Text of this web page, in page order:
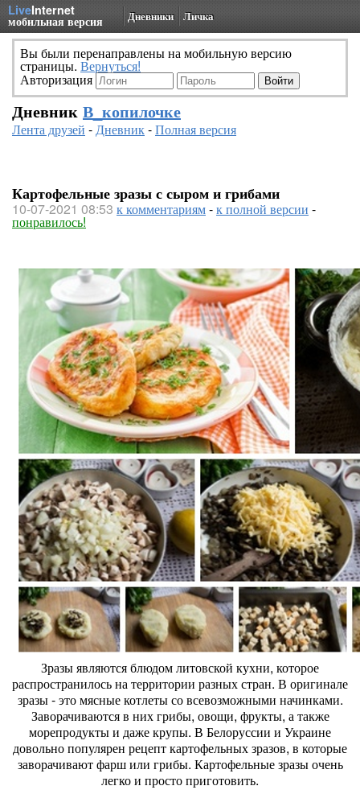
LiveInternet
мобильная версия Дневники Личка
Вы были перенаправлены на мобильную версию
страницы. Вернуться!
Авторизация
Дневник В_копилочке
Лента друзей -Дневник-Полная версия
Картофельные зразы с сыром и грибами
10-07-2021 08:53 к комментариям-к полной версии -
понравилось!
Зразы являются блюдом литовской кухни, которое
распространилось на территории разных стран. В оригинале
зразы - это мясные котлеты со всевозможными начинками.
Заворачиваются в них грибы, овощи, фрукты, а также
морепродукты и даже крупы. В Белоруссии и Украине
довольно популярен рецепт картофельных зразов, в которые
заворачивают фарш или грибы. Картофельные зразы очень
легко и просто приготовить.